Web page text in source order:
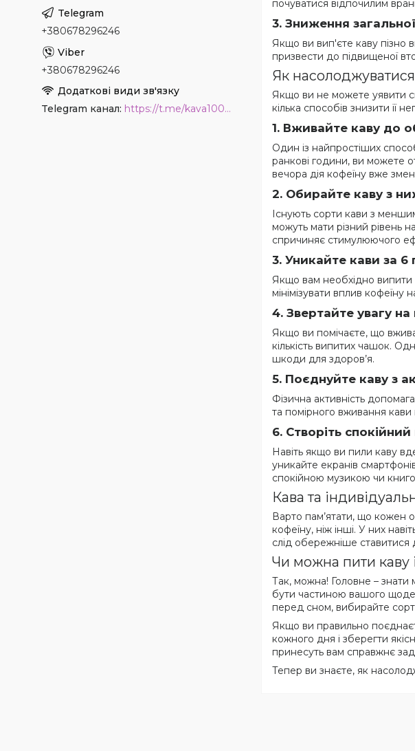
почуватися відпочилим
3. Зниження
Якщо ви вип'єте каву пізно
призвести до підвищеної
Як
Якщо ви не можете уявити
кілька способів знизити її
1. Вживайте каву до
Один із найпростіших
ранкові години, ви можете
вечора дія кофеїну вже
2. Обирайте каву з
Існують сорти кави з
можуть мати різний рівень
спричиняє стимулюючого
3. Уникайте кави за 6
Якщо вам необхідно випити
мінімізувати вплив кофеїну
4. Звертайте увагу на
Якщо ви помічаєте, що
кількість випитих чашок.
шкоди для здоров’я.
5. Поєднуйте каву з
Фізична активність
та помірного вживання
6. Створіть спокійний
Навіть якщо ви пили каву
уникайте екранів
спокійною музикою чи
Кава та
Варто пам’ятати, що кожен
кофеїну, ніж інші. У них
слід обережніше ставитися
Чи можна пити каву
Так, можна! Головне – знати
бути частиною вашого
перед сном, вибирайте
Якщо ви правильно
кожного дня і зберегти
принесуть вам справжнє
Тепер ви знаєте, як
+380678296246
+380678296246
Telegram канал https://t.me/kava1001coffee